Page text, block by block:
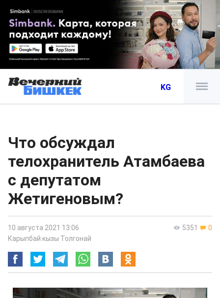
KG
Что обсуждал
телохранитель Атамбаева
с депутатом
Жетигеновым?
5351 0
10 августа 2021 13:06
Карыпбай кызы Толгонай